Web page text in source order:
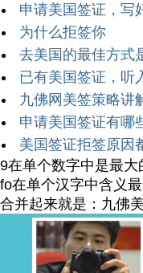
申请美国签证，写
为什么拒签你
去美国的最佳方式
已有美国签证，听
九佛网美签策略讲
申请美国签证有哪
美国签证拒签原因
9在单个数字中是最大
fo在单个汉字中含义
合并起来就是：九佛